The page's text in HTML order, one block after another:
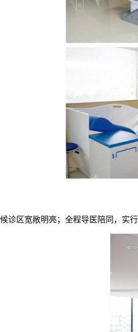
诊区宽敞明亮；全程导医陪同，实